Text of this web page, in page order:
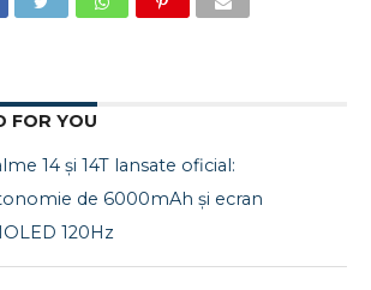
FOR YOU
14 și 14T lansate oficial:
de 6000mAh și ecran
120Hz